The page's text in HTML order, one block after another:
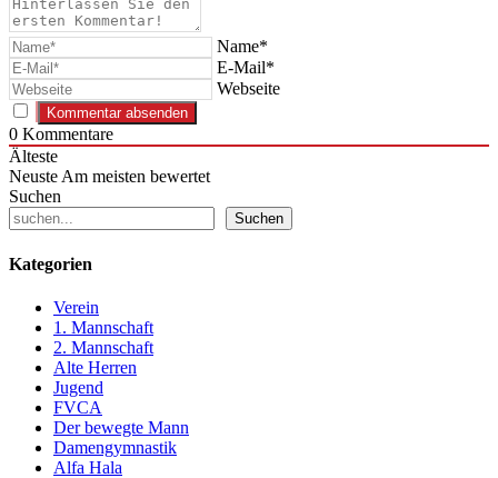
Name*
E-Mail*
Webseite
0 Kommentare
Älteste
NeusteAm meisten bewertet
Suchen
Suchen
Kategorien
Verein
1. Mannschaft
2. Mannschaft
Alte Herren
Jugend
FVCA
Der bewegte Mann
Damengymnastik
Alfa Hala